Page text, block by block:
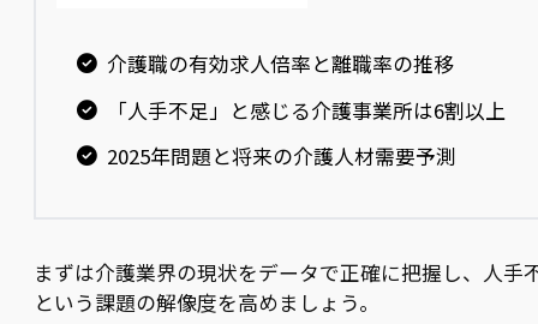
介護職の有効求人倍率と離職率の推移
「人手不足」と感じる介護事業所は6割以上
2025年問題と将来の介護人材需要予測
まずは介護業界の現状をデータで正確に把握し、人手
という課題の解像度を高めましょう。